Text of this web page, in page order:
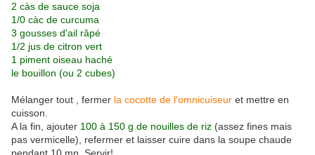
2 càs de sauce soja
1/0 càc de curcuma
3 gousses d'ail râpé
1/2 jus de citron vert
1 piment oiseau haché
le bouillon (ou 2 cubes)
Mélanger tout , fermer la cocotte de l'omnicuiseur et mettre en
cuisson.
A la fin, ajouter 100 à 150 g de nouilles de riz (assez fines mais
pas vermicelle), refermer et laisser cuire dans la soupe chaude